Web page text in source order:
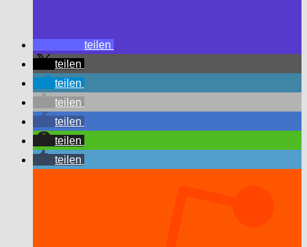
teilen
teilen
teilen
teilen
teilen
teilen
teilen